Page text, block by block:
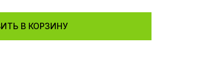
В КОРЗИНУ